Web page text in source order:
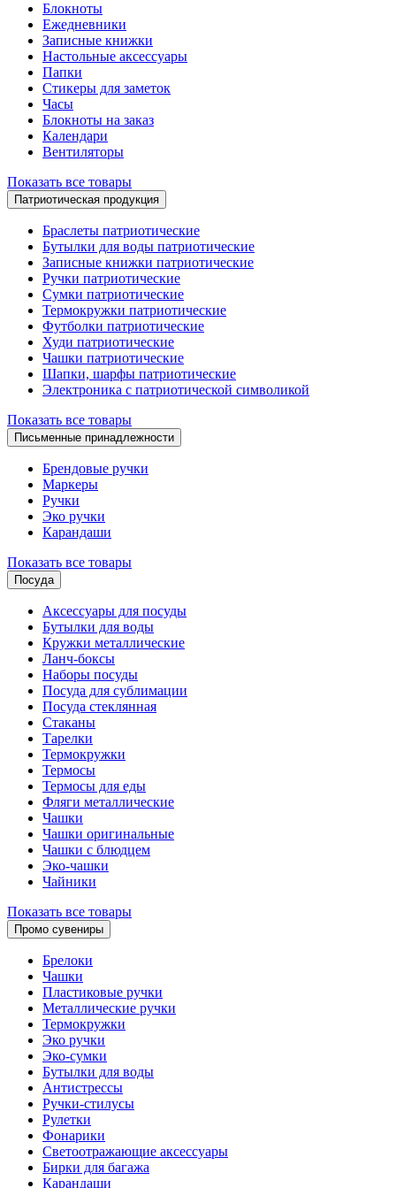
Блокноты
Ежедневники
Записные книжки
Настольные аксессуары
Папки
Стикеры для заметок
Часы
Блокноты на заказ
Календари
Вентиляторы
Показать все товары
Патриотическая продукция
Браслеты патриотические
Бутылки для воды патриотические
Записные книжки патриотические
Ручки патриотические
Сумки патриотические
Термокружки патриотические
Футболки патриотические
Худи патриотические
Чашки патриотические
Шапки, шарфы патриотические
Электроника с патриотической символикой
Показать все товары
Письменные принадлежности
Брендовые ручки
Маркеры
Ручки
Эко ручки
Карандаши
Показать все товары
Посуда
Аксессуары для посуды
Бутылки для воды
Кружки металлические
Ланч-боксы
Наборы посуды
Посуда для сублимации
Посуда стеклянная
Стаканы
Тарелки
Термокружки
Термосы
Термосы для еды
Фляги металлические
Чашки
Чашки оригинальные
Чашки с блюдцем
Эко-чашки
Чайники
Показать все товары
Промо сувениры
Брелоки
Чашки
Пластиковые ручки
Металлические ручки
Термокружки
Эко ручки
Эко-сумки
Бутылки для воды
Антистрессы
Ручки-стилусы
Рулетки
Фонарики
Светоотражающие аксессуары
Бирки для багажа
Карандаши